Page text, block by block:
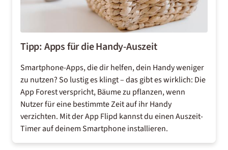
Tipp: Apps für die Handy-Auszeit
Smartphone-Apps, die dir helfen, dein Handy weniger
zu nutzen? So lustig es klingt – das gibt es wirklich: Die
App Forestverspricht, Bäume zu pflanzen, wenn
Nutzer für eine bestimmte Zeit auf ihr Handy
verzichten. Mit derApp Flipd kannst du einen Auszeit-
Timer auf deinem Smartphone installieren.